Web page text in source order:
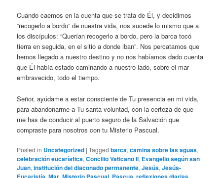
Cuando caemos en la cuenta que se trata de Él, y decidimos
“recogerlo a bordo” de nuestra vida, nos sucede lo mismo que a
los discípulos: “Querían recogerlo a bordo, pero la barca tocó
tierra en seguida, en el sitio a donde iban”. Nos percatamos que
hemos llegado a nuestro destino y no nos habíamos dado cuenta
que Él había estado caminando a nuestro lado, sobre el mar
embravecido, todo el tiempo.
Señor, ayúdame a estar consciente de Tu presencia en mi vida,
para abandonarme a Tu santa voluntad, con la certeza de que
me has de conducir al puerto seguro de la Salvación que
compraste para nosotros con tu Misterio Pascual.
Posted in Uncategorized |Tagged barca,camina sobre las aguas,
celebración eucarística,Concilio Vaticano II, Evangelio según san
Juan,institución del diaconado permanente,Jesús,Jesús-
, , , , ,